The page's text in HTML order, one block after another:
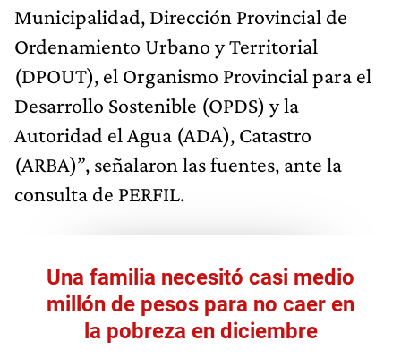
Municipalidad, Dirección Provincial de
Ordenamiento Urbano y Territorial
(DPOUT), el Organismo Provincial para el
Desarrollo Sostenible (OPDS) y la
Autoridad el Agua (ADA), Catastro
(ARBA)”, señalaron las fuentes, ante la
consulta de PERFIL.
Una familia necesitó casi medio
millón de pesos para no caer en
la pobreza en diciembre